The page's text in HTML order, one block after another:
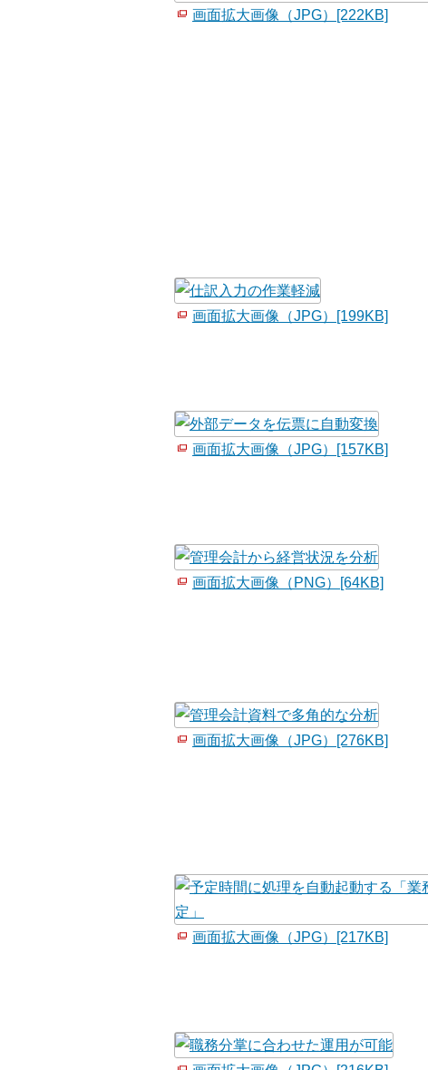
画面拡大画像（JPG）[222KB]
画面拡大画像（JPG）[199KB]
画面拡大画像（JPG）[157KB]
画面拡大画像（PNG）[64KB]
画面拡大画像（JPG）[276KB]
画面拡大画像（JPG）[217KB]